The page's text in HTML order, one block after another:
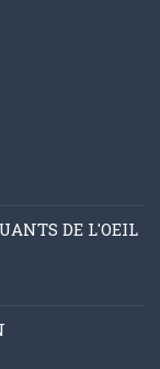
DE L'OEIL